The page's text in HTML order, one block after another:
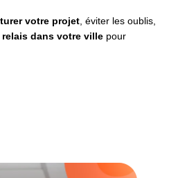
votre projet, éviter les oublis,
dans votre ville pour